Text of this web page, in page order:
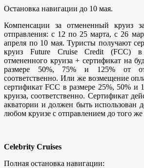
Остановка навигации до 10 мая.
Компенсации за отмененный круиз
отправления: с 12 по 25 марта, с 26
апреля по 10 мая. Туристы получают
круиз Future Cruise Credit (FСС) в
отмененного круиза + сертификат на
размере 50%, 75% и 125% от
соответственно. Или же возмещение
сертификат FСС в размере 25%, 50% и
круиза, соответственно. Сертификат
акватории и должен быть использован
любом круизе с отправлением до того же
Celebrity Cruises
Полная остановка навигации: